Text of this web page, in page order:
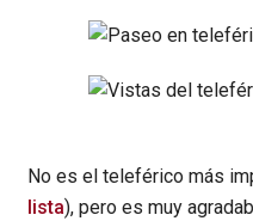
No es el teleférico más
lista), pero es muy